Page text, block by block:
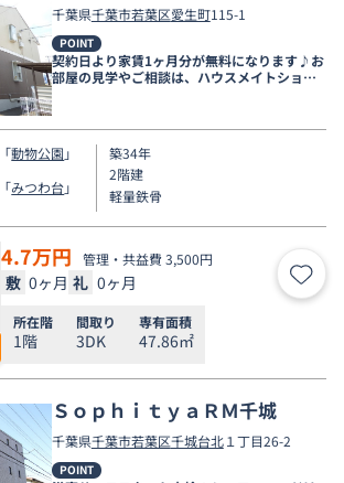
千葉県千葉市若葉区愛生町115-1
POINT
契約日より家賃1ヶ月分が無料になります♪お
部屋の見学やご相談は、ハウスメイトショッ
プ千葉店まで。
「動物公園 」
「みつわ台」
築34年
2階建
軽量鉄骨
4.7万円 管理・共益費 3,500円
敷 0ヶ月 礼 0ヶ月 お気
所在階
1階
間取り
3DK
専有面積
47.86㎡
ＳｏｐｈｉｔｙａＲＭ千城
千葉県千葉市若葉区千城台北１丁目26-2
POINT